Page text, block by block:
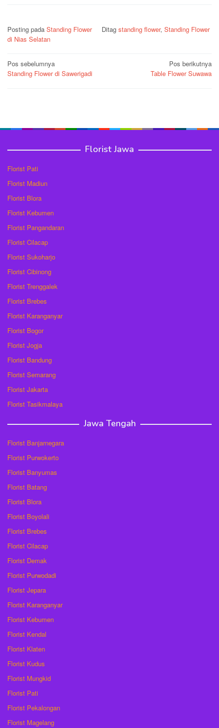
Posting pada Standing Flower Ditag standing flower, Standing Flower
di Nias Selatan
Navigasi
pos
Pos sebelumnya
Standing Flower di Sawerigadi
Pos berikutnya
Table Flower Suwawa
Florist Jawa
Florist Pati
Florist Madiun
Florist Blora
Florist Kebumen
Florist Pangandaran
Florist Cilacap
Florist Sukoharjo
Florist Cibinong
Florist Trenggalek
Florist Brebes
Florist Karanganyar
Florist Bogor
Florist Jogja
Florist Bandung
Florist Semarang
Florist Jakarta
Florist Tasikmalaya
Jawa Tengah
Florist Banjarnegara
Florist Purwokerto
Florist Banyumas
Florist Batang
Florist Blora
Florist Boyolali
Florist Brebes
Florist Cilacap
Florist Demak
Florist Purwodadi
Florist Jepara
Florist Karanganyar
Florist Kebumen
Florist Kendal
Florist Klaten
Florist Kudus
Florist Mungkid
Florist Pati
Florist Pekalongan
Florist Magelang